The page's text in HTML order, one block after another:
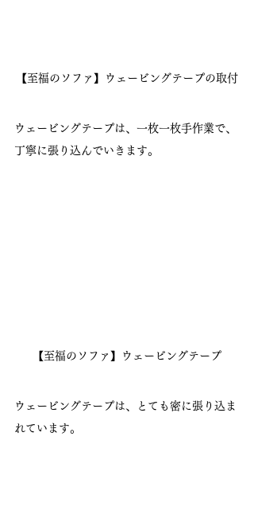
【至福のソファ】ウェービングテープの取付
ウェービングテープは、一枚一枚手作業で、
丁寧に張り込んでいきます。
【至福のソファ】ウェービングテープ
ウェービングテープは、とても密に張り込ま
れています。